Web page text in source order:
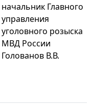
начальник Главного
управления
уголовного розыска
МВД России
Голованов В.В.